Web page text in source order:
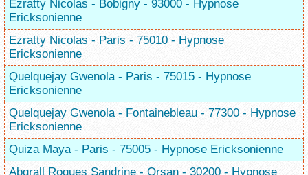
Ezratty Nicolas - Bobigny - 93000 - Hypnose
Ericksonienne
Ezratty Nicolas - Paris - 75010 - Hypnose
Ericksonienne
Quelquejay Gwenola - Paris - 75015 - Hypnose
Ericksonienne
Quelquejay Gwenola - Fontainebleau - 77300 - Hypnose
Ericksonienne
Quiza Maya - Paris - 75005 - Hypnose Ericksonienne
Abgrall Roques Sandrine - Orsan - 30200 - Hypnose